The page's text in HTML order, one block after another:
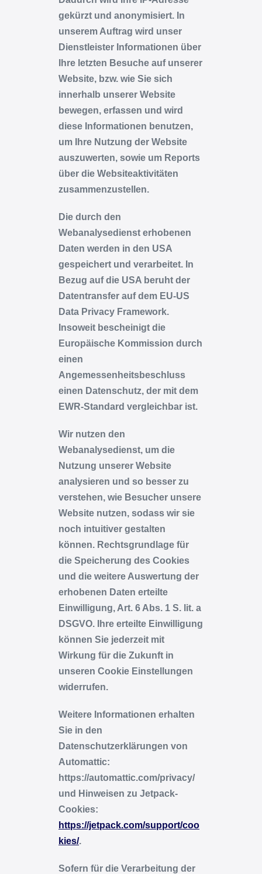
gekürzt und anonymisiert. In
unserem Auftrag wird unser
Dienstleister Informationen über
Ihre letzten Besuche auf unserer
Website, bzw. wie Sie sich
innerhalb unserer Website
bewegen, erfassen und wird
diese Informationen benutzen,
um Ihre Nutzung der Website
auszuwerten, sowie um Reports
über die Websiteaktivitäten
zusammenzustellen.
Die durch den
Webanalysedienst erhobenen
Daten werden in den USA
gespeichert und verarbeitet. In
Bezug auf die USA beruht der
Datentransfer auf dem EU-US
Data Privacy Framework.
Insoweit bescheinigt die
Europäische Kommission durch
einen
Angemessenheitsbeschluss
einen Datenschutz, der mit dem
EWR-Standard vergleichbar ist.
Wir nutzen den
Webanalysedienst, um die
Nutzung unserer Website
analysieren und so besser zu
verstehen, wie Besucher unsere
Website nutzen, sodass wir sie
noch intuitiver gestalten
können. Rechtsgrundlage für
die Speicherung des Cookies
und die weitere Auswertung der
erhobenen Daten erteilte
Einwilligung, Art. 6 Abs. 1 S. lit. a
DSGVO. Ihre erteilte Einwilligung
können Sie jederzeit mit
Wirkung für die Zukunft in
unseren Cookie Einstellungen
widerrufen.
Weitere Informationen erhalten
Sie in den
Datenschutzerklärungen von
Automattic:
https://automattic.com/privacy/
und Hinweisen zu Jetpack-
Cookies:
https://jetpack.com/support/coo
kies/.
Sofern für die Verarbeitung der